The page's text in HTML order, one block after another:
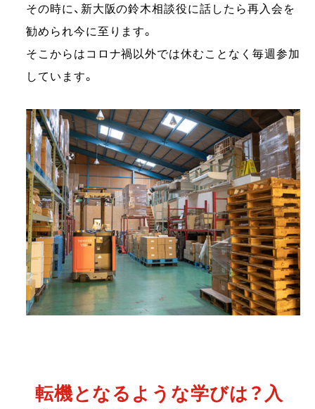
その時に、新大阪の鈴木相談役に話したら再入会を
勧められ今に至ります。
そこからはコロナ禍以外では休むことなく毎週参加
しています。
転機となるような学びは？入